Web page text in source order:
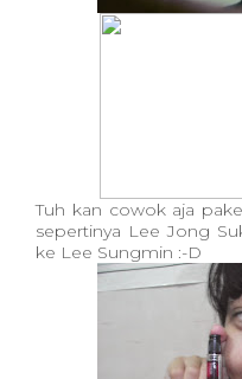
Tuh kan cowok aja
sepertinya Lee Jong
ke Lee Sungmin :-D